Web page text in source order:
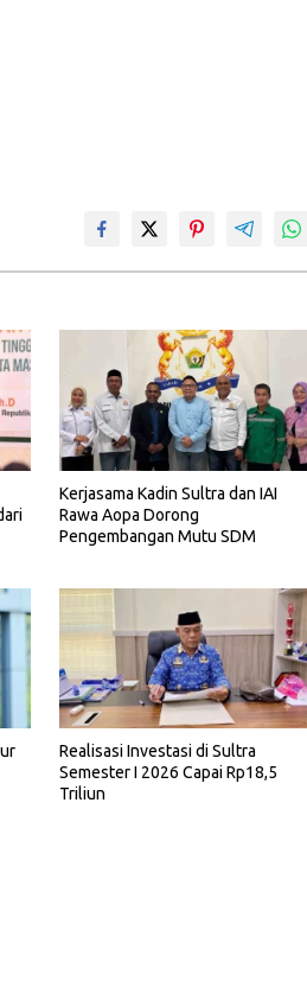
Kerjasama Kadin Sultra dan IAI
Rawa Aopa Dorong
Pengembangan Mutu SDM
Realisasi Investasi di Sultra
Semester I 2026 Capai Rp18,5
Triliun